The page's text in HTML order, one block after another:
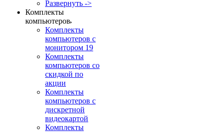
Развернуть ->
Комплекты
компьютеров
Комплекты
компьютеров с
монитором 19
Комплекты
компьютеров со
скидкой по
акции
Комплекты
компьютеров с
дискретной
видеокартой
Комплекты